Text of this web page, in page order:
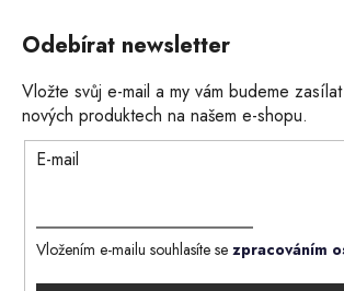
Odebírat newsletter
Vložte svůj e-mail a my vám budeme
nových produktech na našem e-shopu.
E-mail
Vložením e-mailu souhlasíte se zpracováním